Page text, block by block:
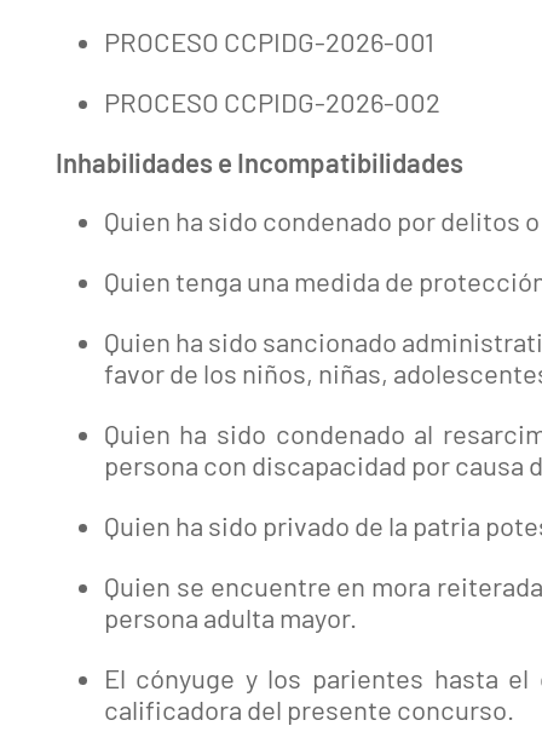
PROCESO CCPIDG-2026-001
PROCESO CCPIDG-2026-002
Inhabilidades e Incompatibilidades
Quien ha sido condenado por delitos
Quien tenga una medida de
Quien ha sido sancionado
favor de los niños, niñas,
Quien ha sido condenado al
persona con discapacidad por causa
Quien ha sido privado de la patria
Quien se encuentre en mora
persona adulta mayor.
El cónyuge y los parientes hasta
calificadora del presente concurso.